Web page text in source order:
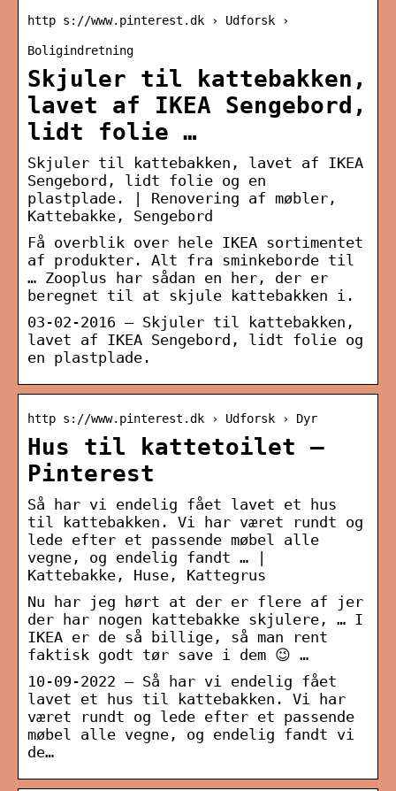
http s://www.pinterest.dk › Udforsk ›
Boligindretning
Skjuler til kattebakken,
lavet af IKEA Sengebord,
lidt folie …
Skjuler til kattebakken, lavet af IKEA
Sengebord, lidt folie og en
plastplade. | Renovering af møbler,
Kattebakke, Sengebord
Få overblik over hele IKEA sortimentet
af produkter. Alt fra sminkeborde til
… Zooplus har sådan en her, der er
beregnet til at skjule kattebakken i.
03-02-2016 – Skjuler til kattebakken,
lavet af IKEA Sengebord, lidt folie og
en plastplade.
http s://www.pinterest.dk › Udforsk › Dyr
Hus til kattetoilet –
Pinterest
Så har vi endelig fået lavet et hus
til kattebakken. Vi har været rundt og
lede efter et passende møbel alle
vegne, og endelig fandt … |
Kattebakke, Huse, Kattegrus
Nu har jeg hørt at der er flere af jer
der har nogen kattebakke skjulere, … I
IKEA er de så billige, så man rent
faktisk godt tør save i dem 😉 …
10-09-2022 – Så har vi endelig fået
lavet et hus til kattebakken. Vi har
været rundt og lede efter et passende
møbel alle vegne, og endelig fandt vi
de…